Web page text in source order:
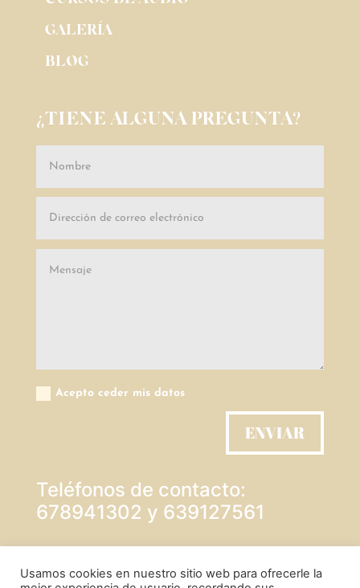
GALERÍA
BLOG
¿TIENE ALGUNA PREGUNTA?
Acepto ceder mis datos
ENVIAR
Teléfonos de contacto:
678941302 y 639127561
PROTECCIÓN DE DATOS
Usamos cookies en nuestro sitio web para ofrecerle la